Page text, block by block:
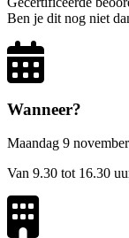
Ben je dit nog niet
Wanneer?
Maandag 9
Van 9.30 tot 16.30